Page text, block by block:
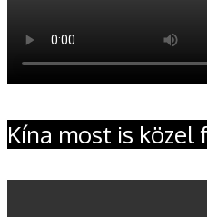
Kína most is